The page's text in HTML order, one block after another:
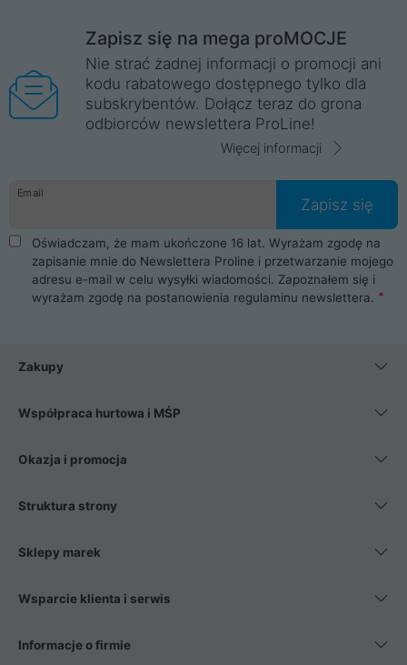
Zapisz się na mega proMOCJE
Nie strać żadnej informacji o promocji ani
kodu rabatowego dostępnego tylko dla
subskrybentów. Dołącz teraz do grona
odbiorców newslettera ProLine!
Więcej informacji
Email
Zapisz się
Oświadczam, że mam ukończone 16 lat. Wyrażam zgodę na
zapisanie mnie do Newslettera Proline i przetwarzanie mojego
adresu e-mail w celu wysyłki wiadomości. Zapoznałem się i
wyrażam zgodę na postanowienia regulaminu newslettera.
Zakupy
Współpraca hurtowa i MŚP
Okazja i promocja
Struktura strony
Sklepy marek
Wsparcie klienta i serwis
Informacje o firmie